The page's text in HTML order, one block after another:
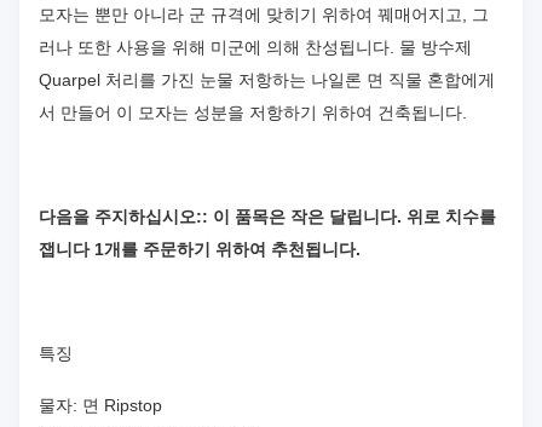
모자는 뿐만 아니라 군 규격에 맞히기 위하여 꿰매어지고, 그
러나 또한 사용을 위해 미군에 의해 찬성됩니다. 물 방수제
Quarpel 처리를 가진 눈물 저항하는 나일론 면 직물 혼합에게
서 만들어 이 모자는 성분을 저항하기 위하여 건축됩니다.
다음을 주지하십시오:: 이 품목은 작은 달립니다. 위로 치수를
잽니다 1개를 주문하기 위하여 추천됩니다.
특징
물자: 면 Ripstop